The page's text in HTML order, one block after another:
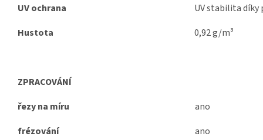
UV ochrana
UV stabilita díky
Hustota
0,92 g/m³
ZPRACOVÁNÍ
řezy na míru
ano
frézování
ano